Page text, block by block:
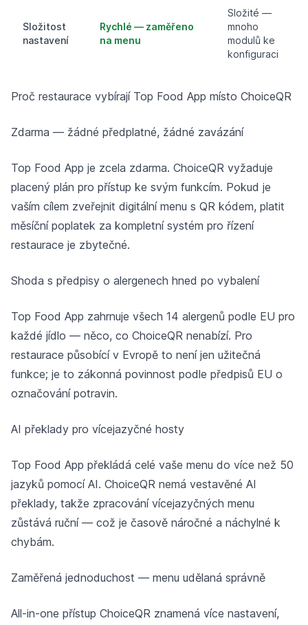
Složitost
nastavení
Rychlé — zaměřeno
na menu
Složité —
mnoho
modulů ke
konfiguraci
Proč restaurace vybírají Top Food App místo ChoiceQR
Zdarma — žádné předplatné, žádné zavázání
Top Food App je zcela zdarma. ChoiceQR vyžaduje
placený plán pro přístup ke svým funkcím. Pokud je
vaším cílem zveřejnit digitální menu s QR kódem, platit
měsíční poplatek za kompletní systém pro řízení
restaurace je zbytečné.
Shoda s předpisy o alergenech hned po vybalení
Top Food App zahrnuje všech 14 alergenů podle EU pro
každé jídlo — něco, co ChoiceQR nenabízí. Pro
restaurace působící v Evropě to není jen užitečná
funkce; je to zákonná povinnost podle předpisů EU o
označování potravin.
AI překlady pro vícejazyčné hosty
Top Food App překládá celé vaše menu do více než 50
jazyků pomocí AI. ChoiceQR nemá vestavěné AI
překlady, takže zpracování vícejazyčných menu
zůstává ruční — což je časově náročné a náchylné k
chybám.
Zaměřená jednoduchost — menu udělaná správně
All-in-one přístup ChoiceQR znamená více nastavení,